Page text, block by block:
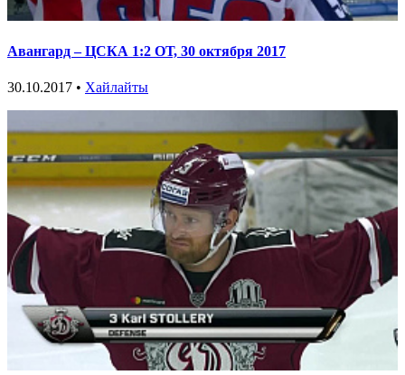
Авангард – ЦСКА 1:2 ОТ, 30 октября 2017
30.10.2017 • Хайлайты